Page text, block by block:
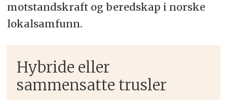
motstandskraft og beredskap i norske
lokalsamfunn.
Hybride eller
sammensatte trusler